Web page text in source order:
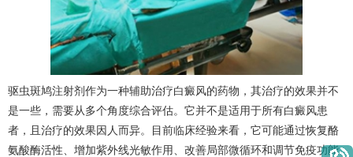
驱虫斑鸠注射剂作为一种辅助治疗白癜风的药物，其治疗的效果并不
是一些，需要从多个角度综合评估。它并不是适用于所有白癜风患
者，且治疗的效果因人而异。目前临床经验来看，它可能通过恢复酪
氨酸酶活性、增加紫外线光敏作用、改善局部微循环和调节免疫功能